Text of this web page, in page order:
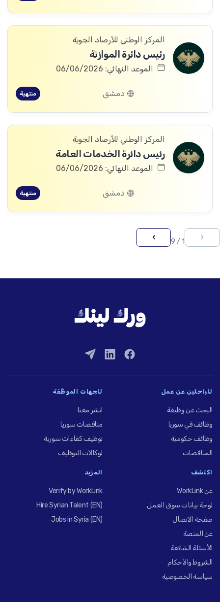
المركز الوطني للأرصاد الجوية
رئيس دائرة الموازنة
الموعد النهائي: 06/06/2026
دمشق منتهية
المركز الوطني للأرصاد الجوية
رئيس دائرة الخدمات العامة
الموعد النهائي: 06/06/2026
دمشق منتهية
‹
1 / 9
›
للباحثين عن عمل
البحث عن وظيفة
وظائف في سوريا
وظائف حكومية
المناقصات
للجهات الموظِّفة
انشر معنا
مناقصات سوريا
توظيف كفاءات سورية
لوكالات التوظيف
اكتشف
عن WorkLink
لوحة بيانات سوق العمل
صفحة الاتصال
عن المنصة
الأسئلة الشائعة
الشروط والأحكام
سياسة الخصوصية
المزيد
Verify by WorkLink
Hire Syrian Talent (EN)
Jobs in Syria (EN)